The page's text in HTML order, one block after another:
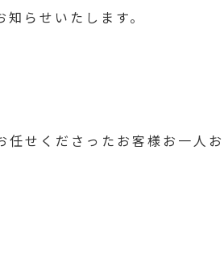
らせいたします。
せくださったお客様お一人